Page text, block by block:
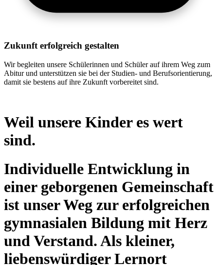
Zukunft erfolgreich gestalten
Wir begleiten unsere Schülerinnen und Schüler auf ihrem Weg zum
Abitur und unterstützen sie bei der Studien- und Berufsorientierung,
damit sie bestens auf ihre Zukunft vorbereitet sind.
Weil unsere Kinder es wert
sind.
Individuelle Entwicklung in
einer geborgenen Gemeinschaft
ist unser Weg zur erfolgreichen
gymnasialen Bildung mit Herz
und Verstand. Als kleiner,
liebenswürdiger Lernort